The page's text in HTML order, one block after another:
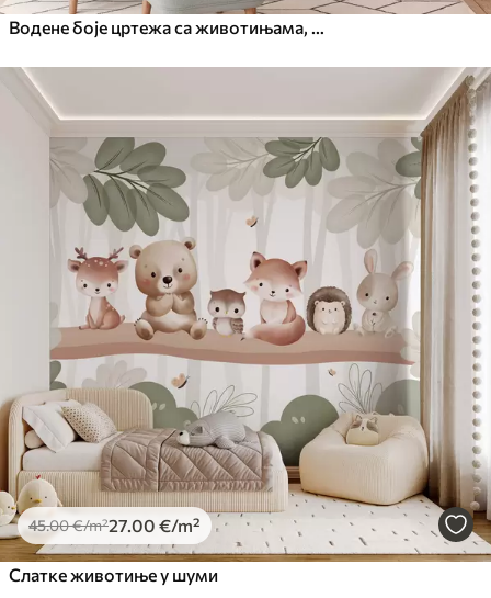
45.00€/m²27 .00 €/m²
Слатке животиње у шуми